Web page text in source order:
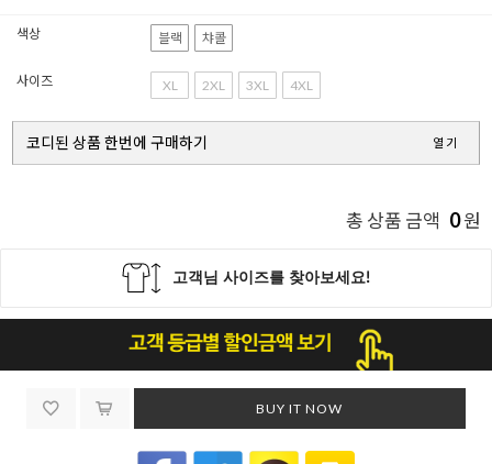
색상 블랙 챠콜
사이즈 XL 2XL 3XL 4XL
코디된 상품 한번에 구매하기 열기
총 상품 금액 0원
BUY IT NOW